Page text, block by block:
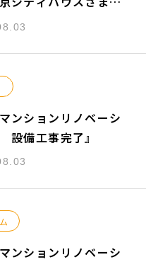
きました『練馬区関
ンションリノベーシ
備工事完了』
ンションリノベーシ